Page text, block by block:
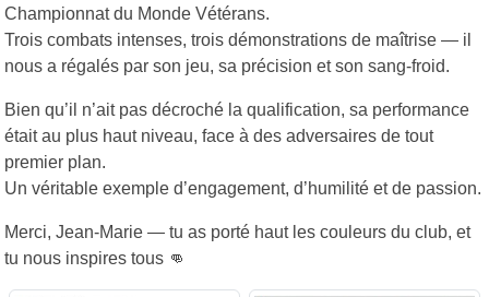
Championnat du Monde Vétérans.
Trois combats intenses, trois démonstrations de maîtrise — il
nous a régalés par son jeu, sa précision et son sang-froid.
Bien qu’il n’ait pas décroché la qualification, sa performance
étaitau plus haut niveau, face à des adversaires de tout
premier plan.
Un véritable exemple d’engagement, d’humilité et de passion.
Merci, Jean-Marie — tu as porté haut les couleurs du club, et
tu nous inspires tous 👊